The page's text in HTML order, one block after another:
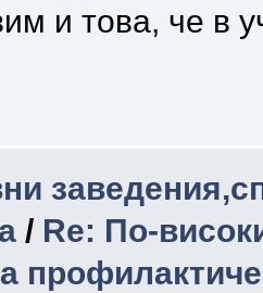
и това, че в
/ Re: По-